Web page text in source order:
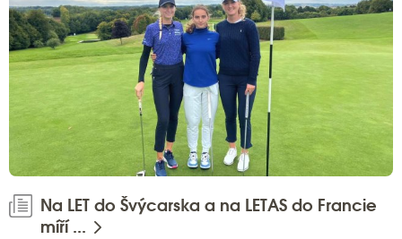
Na LET do Švýcarska a na LETAS do Francie
míří ...